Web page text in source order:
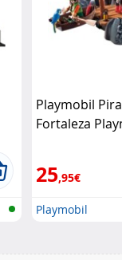
Playmobil
Fortaleza
25,95€
Playmobil